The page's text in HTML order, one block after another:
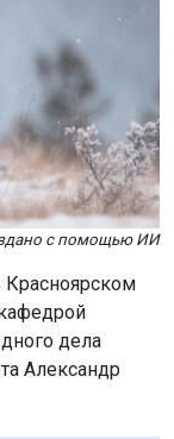
с помощью ИИ
дела
Александр